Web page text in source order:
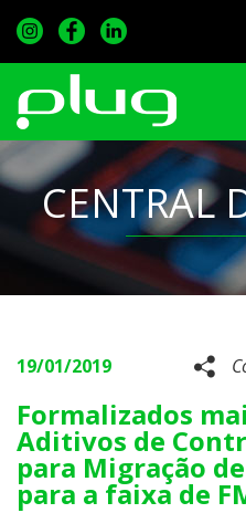
CENTRAL
19/01/2019
Formalizados
Aditivos de
para Migração
para a faixa de